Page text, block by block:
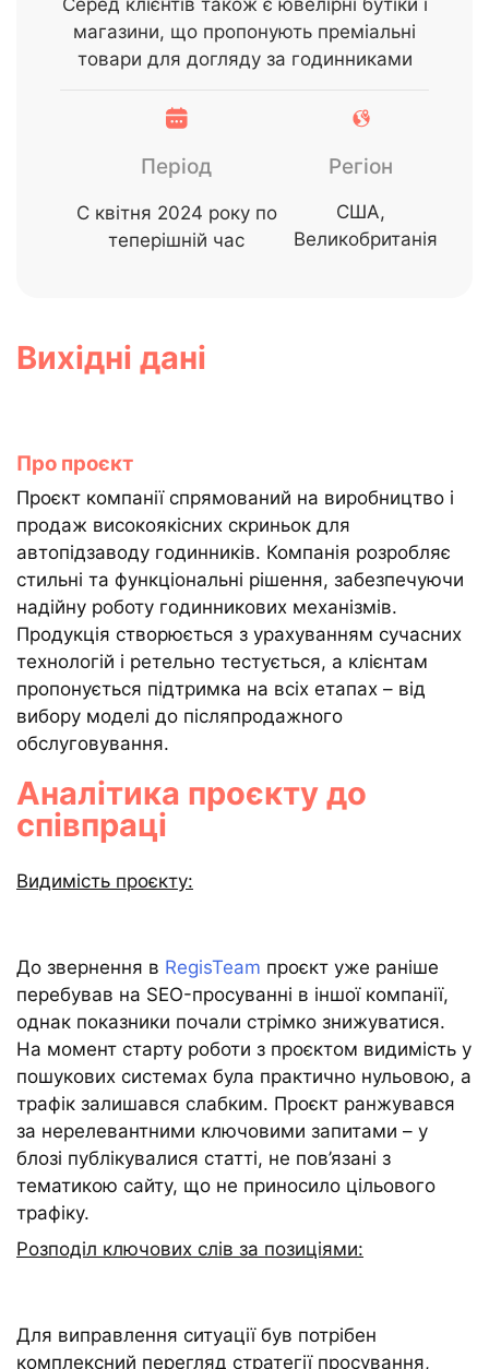
Серед клієнтів також є ювелірні бутіки і
магазини, що пропонують преміальні
товари для догляду за годинниками
Період
C квітня 2024 року по
теперішній час
Регіон
США,
Великобританія
Вихідні дані
Про проєкт
Проєкт компанії спрямований на виробництво і
продаж високоякісних скриньок для
автопідзаводу годинників. Компанія розробляє
стильні та функціональні рішення, забезпечуючи
надійну роботу годинникових механізмів.
Продукція створюється з урахуванням сучасних
технологій і ретельно тестується, а клієнтам
пропонується підтримка на всіх етапах – від
вибору моделі до післяпродажного
обслуговування.
Аналітика проєкту до
співпраці
Видимість проєкту:
До звернення в RegisTeam проєкт уже раніше
перебував на SEO-просуванні в іншої компанії,
однак показники почали стрімко знижуватися.
На момент старту роботи з проєктом видимість у
пошукових системах була практично нульовою, а
трафік залишався слабким. Проєкт ранжувався
за нерелевантними ключовими запитами – у
блозі публікувалися статті, не пов’язані з
тематикою сайту, що не приносило цільового
трафіку.
Розподіл ключових слів за позиціями:
Для виправлення ситуації був потрібен
комплексний перегляд стратегії просування,